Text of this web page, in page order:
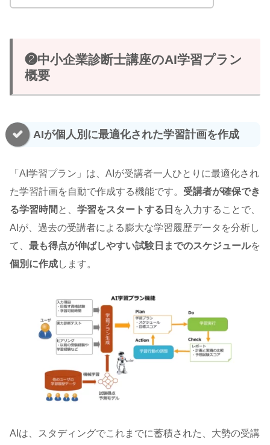
❷中小企業診断士講座のAI学習プラン
概要
AIが個人別に最適化された学習計画を作成
「AI学習プラン」は、AIが受講者一人ひとりに最適化され
た学習計画を自動で作成する機能です。 受講者が確保でき
る学習時間 と、 学習をスタートする日 を入力することで、
AIが、過去の受講者による膨大な学習履歴データを分析し
て、 最も得点が伸ばしやすい試験日までのスケジュールを
個別に作成します。
AIは、スタディングでこれまでに蓄積された、大勢の受講